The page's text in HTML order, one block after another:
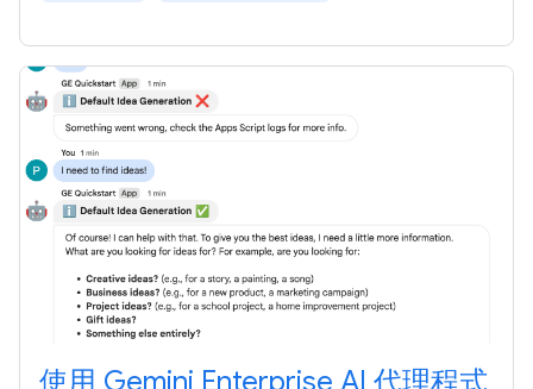
使用 Gemini Enterprise AI 代理程式